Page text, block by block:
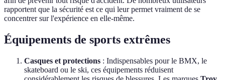
rapportent que la sécurité est ce qui leur permet vraiment de se
concentrer sur l'expérience en elle-même.
Équipements de sports extrêmes
Casques et protections : Indispensables pour le BMX, le
skateboard ou le ski, ces équipements réduisent